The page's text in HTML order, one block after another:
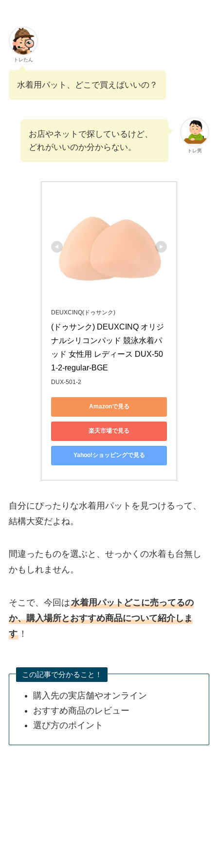
トレたん
水着用パット、どこで買えばいいの？
トレ男
お店やネットで探しているけど、
どれがいいのか分からない。
DEUXCINQ(ドゥサンク)
(ドゥサンク) DEUXCINQ オリジ
ナルシリコンパッド 競泳水着パ
ッド 女性用 レディース DUX-50
1-2-regular-BGE
DUX-501-2
Amazonで見る
楽天市場で見る
Yahoo!ショッピングで見る
自分にぴったりな水着用パットを見つけるって、
結構大変だよね。
間違ったものを選ぶと、せっかくの水着も台無し
かもしれません。
そこで、今回は水着用パットどこに売ってるの
か、購入場所とおすすめ商品について紹介しま
す！
この記事で分かること！
購入先の実店舗やオンライン
おすすめ商品のレビュー
選び方のポイント